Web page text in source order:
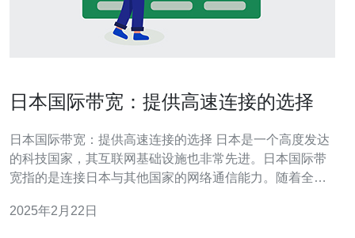
日本国际带宽：提供高速连接的选择
日本国际带宽：提供高速连接的选择 日本是一个高度发达
的科技国家，其互联网基础设施也非常先进。日本国际带
宽指的是连接日本与其他国家的网络通信能力。随着全球
国际带宽的发展可以追溯到20世纪90年代。当时，随着互
2025年2月22日